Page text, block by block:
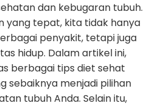
dan kebugaran tubuh.
yang tepat, kita tidak hanya
penyakit, tetapi juga
hidup. Dalam artikel ini,
berbagai tips diet sehat
sebaiknya menjadi pilihan
tubuh Anda. Selain itu,